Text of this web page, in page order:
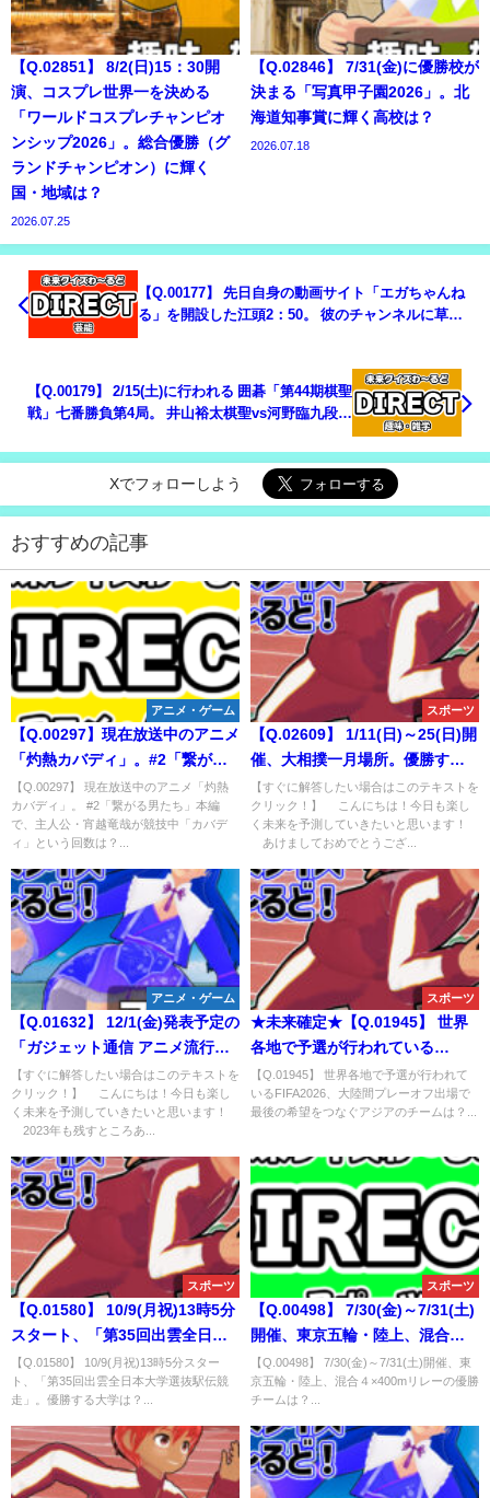
【Q.02851】 8/2(日)15：30開
演、コスプレ世界一を決める
「ワールドコスプレチャンピオ
ンシップ2026」。総合優勝（グ
ランドチャンピオン）に輝く
国・地域は？
2026.07.25
【Q.02846】 7/31(金)に優勝校が
決まる「写真甲子園2026」。北
海道知事賞に輝く高校は？
2026.07.18
【Q.00177】 先日自身の動画サイト「エガちゃんね
る」を開設した江頭2：50。 彼のチャンネルに草彅
【Q.00179】 2/15(土)に行われる 囲碁「第44期棋聖
戦」七番勝負第4局。 井山裕太棋聖vs河野臨九段の
Xでフォローしよう
おすすめの記事
アニメ・ゲーム
【Q.00297】現在放送中のアニメ
「灼熱カバディ」。#2「繋がる
男たち」本編で、主人公・宵越
竜哉が競技中「カバディ」とい
う回数は？
【Q.00297】 現在放送中のアニメ「灼熱
カバディ」。 #2「繋がる男たち」本編
で、主人公・宵越竜哉が競技中「カバデ
ィ」という回数は？...
スポーツ
【Q.02609】 1/11(日)～25(日)開
催、大相撲一月場所。優勝する
力士は？
【すぐに解答したい場合はこのテキストを
クリック！】 こんにちは！今日も楽し
く未来を予測していきたいと思います！
あけましておめでとうござ...
アニメ・ゲーム
【Q.01632】 12/1(金)発表予定の
「ガジェット通信 アニメ流行語
大賞2023」。金賞に選ばれるの
は？
【すぐに解答したい場合はこのテキストを
クリック！】 こんにちは！今日も楽し
く未来を予測していきたいと思います！
2023年も残すところあ...
スポーツ
★未来確定★【Q.01945】 世界
各地で予選が行われている
FIFA2026、大陸間プレーオフ出
場で最後の希望をつなぐアジア
のチームは？
【Q.01945】 世界各地で予選が行われて
いるFIFA2026、大陸間プレーオフ出場で
最後の希望をつなぐアジアのチームは？...
スポーツ
【Q.01580】 10/9(月祝)13時5分
スタート、「第35回出雲全日本
大学選抜駅伝競走」。優勝する
大学は？
【Q.01580】 10/9(月祝)13時5分スター
ト、「第35回出雲全日本大学選抜駅伝競
走」。優勝する大学は？...
スポーツ
【Q.00498】 7/30(金)～7/31(土)
開催、東京五輪・陸上、混合４
×400mリレーの優勝チームは？
【Q.00498】 7/30(金)～7/31(土)開催、東
京五輪・陸上、混合４×400mリレーの優勝
チームは？...